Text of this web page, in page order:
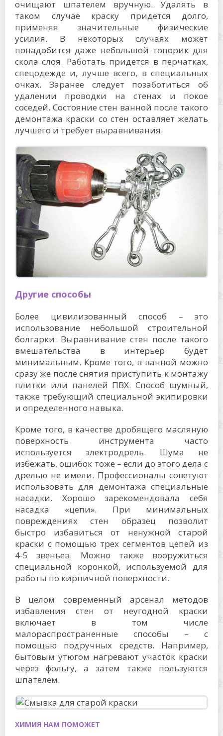
очищают шпателем вручную. Удалять в
таком случае краску придется долго,
применяя значительные физические
усилия. В некоторых случаях может
понадобится даже небольшой топорик для
скола слоя. Работать придется в перчатках,
спецодежде и, лучше всего, в специальных
очках. Заранее следует позаботиться об
удалении проводки на стенах и покое
соседей. Состояние стен ванной после такого
демонтажа краски со стен оставляет желать
лучшего и требует выравнивания.
Другие способы
Более цивилизованный способ – это
использование небольшой строительной
болгарки. Выравнивание стен после такого
вмешательства в интерьер будет
минимальным. Кроме того, в ванной можно
сразу же после снятия приступить к монтажу
плитки или панелей ПВХ. Способ шумный,
также требующий специальной экипировки
и определенного навыка.
Кроме того, в качестве дробящего масляную
поверхность инструмента часто
используется электродрель. Шума не
избежать, ошибок тоже – если до этого дела с
дрелью не имели. Профессионалы советуют
использовать для демонтажа специальные
насадки. Хорошо зарекомендовала себя
насадка «цепи». При минимальных
повреждениях стен образец позволит
быстро избавиться от ненужной старой
краски с помощью трех сегментов цепей из
4-5 звеньев. Можно также вооружиться
специальной коронкой, используемой для
работы по кирпичной поверхности.
В целом современный арсенал методов
избавления стен от неугодной краски
включает в том числе
малораспространенные способы – с
помощью подручных средств. Например,
бытовым утюгом нагревают участок краски
через фольгу, а затем также пользуются
шпателем.
ХИМИЯ НАМ ПОМОЖЕТ